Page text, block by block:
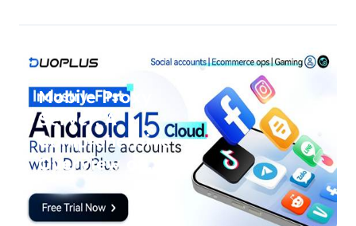
managing multiple brand pages or regional
Mobile Proxy
Server: A
Comprehensive
Overview of
DuoPlus Cloud
Phone F